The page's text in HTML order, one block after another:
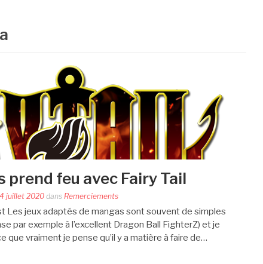
prend feu avec Fairy Tail
juillet 2020 dans Remerciements
Les jeux adaptés de mangas sont souvent de simples
par exemple à l’excellent Dragon Ball FighterZ) et je
que vraiment je pense qu’il y a matière à faire de…